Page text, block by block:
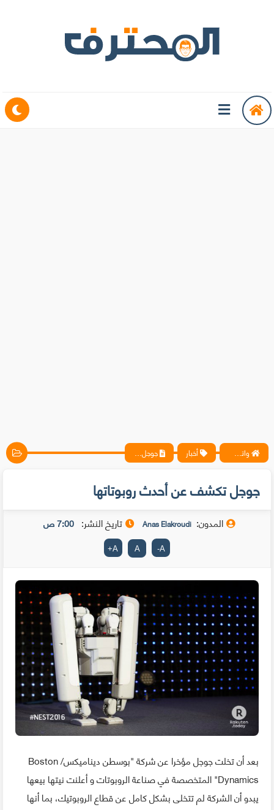
واتس آب ، فيسبوك ، أنترنت ، شروحات تقنية حصرية - المحترف أخبار جوجل تكشف عن أحدث روبوتاتها
جوجل تكشف عن أحدث روبوتاتها
المدون: Anas Elakroudi تاريخ النشر: 7:00 ص
A
-
A
A
+
بعد أن تخلت جوجل مؤخرا عن شركة "بوسطن ديناميكس/ Boston
Dynamics" المتخصصة في صناعة الروبوتات و أعلنت نيتها بيعها
يبدو أن الشركة لم تتخلى بشكل كامل عن قطاع الروبوتيك، بما أنها